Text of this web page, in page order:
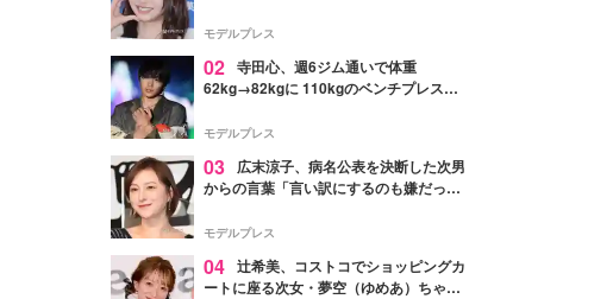
モデルプレス
02 寺田心、週6ジム通いで体重
62kg→82kgに 110kgのベンチプレス持
「かっこいい」と反響
モデルプレス
03
広末涼子、病名公表を決断した次男
からの言葉「言い訳にするのも嫌だっ
モデルプレス
04 辻希美、コストコでショッピングカ
ートに座る次女・夢空（ゆめあ）ちゃん